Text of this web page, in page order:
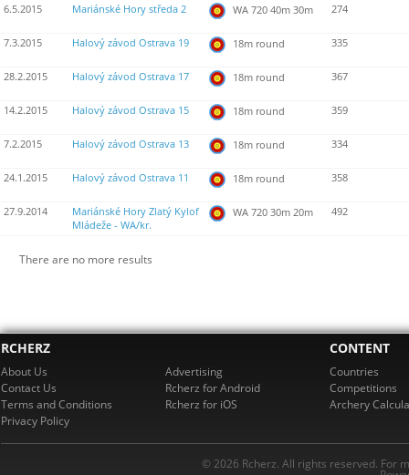
6.5.2015 Mariánské Hory středa 2 WA 720 40m 30m 274
7.3.2015 Halový závod Ostrava 19 18m round 335
28.2.2015 Halový závod Ostrava 17 18m round 367
14.2.2015 Halový závod Ostrava 15 18m round 359
7.2.2015 Halový závod Ostrava 13 18m round 334
24.1.2015 Halový závod Ostrava 11 18m round 358
27.9.2014
Mariánské Hory Zlatý Kylof
Mládeže - WA/kr.
WA 720 30m 20m 492
There are no more results
RCHERZ
About Us
Contact Us
Terms and Conditions
Privacy Policy
Advertising
Rcherz for Android
Rcherz for iOS
CONTENT
Countries
Competitions
Archery
© 2026 Rcherz. All rights reserved. For